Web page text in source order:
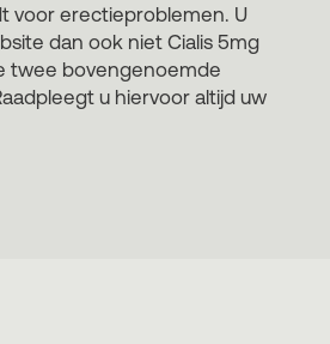
voor erectieproblemen. U
dan ook niet Cialis 5mg
twee bovengenoemde
u hiervoor altijd uw